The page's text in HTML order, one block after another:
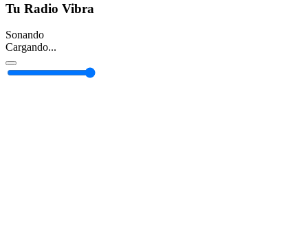
Tu Radio Vibra
Sonando
Cargando...